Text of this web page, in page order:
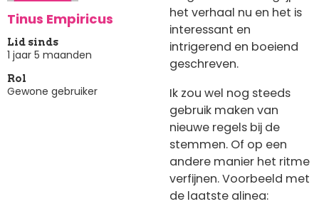
Tinus Empiricus
Lid sinds
1 jaar 5 maanden
Rol
Gewone gebruiker
het verhaal nu en het is
interessant en
intrigerend en boeiend
geschreven.
Ik zou wel nog steeds
gebruik maken van
nieuwe regels bij de
stemmen. Of op een
andere manier het ritme
verfijnen. Voorbeeld met
de laatste alinea: